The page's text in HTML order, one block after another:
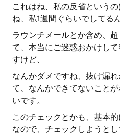
これはね、私の反省という
ね、私1週間ぐらいでしてる
ラウンチメールとか含め、
て、本当にご迷惑おかけし
すけど、
なんかダメですね、抜け漏
て、なんかできてないこと
いです。
このチェックとかも、基本
なので、チェックしようと